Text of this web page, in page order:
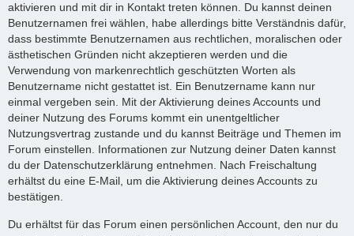
aktivieren und mit dir in Kontakt treten können. Du kannst deinen
Benutzernamen frei wählen, habe allerdings bitte Verständnis dafür,
dass bestimmte Benutzernamen aus rechtlichen, moralischen oder
ästhetischen Gründen nicht akzeptieren werden und die
Verwendung von markenrechtlich geschützten Worten als
Benutzername nicht gestattet ist. Ein Benutzername kann nur
einmal vergeben sein. Mit der Aktivierung deines Accounts und
deiner Nutzung des Forums kommt ein unentgeltlicher
Nutzungsvertrag zustande und du kannst Beiträge und Themen im
Forum einstellen. Informationen zur Nutzung deiner Daten kannst
du der Datenschutzerklärung entnehmen. Nach Freischaltung
erhältst du eine E-Mail, um die Aktivierung deines Accounts zu
bestätigen.
Du erhältst für das Forum einen persönlichen Account, den nur du